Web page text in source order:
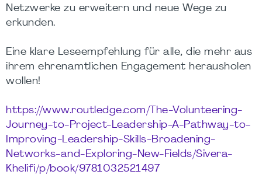
Netzwerke zu erweitern und neue Wege zu
erkunden.
Eine klare Leseempfehlung für alle, die mehr aus
ihrem ehrenamtlichen Engagement herausholen
wollen!
https://www.routledge.com/The-Volunteering-
Journey-to-Project-Leadership-A-Pathway-to-
Improving-Leadership-Skills-Broadening-
Networks-and-Exploring-New-Fields/Sivera-
Khelifi/p/book/9781032521497